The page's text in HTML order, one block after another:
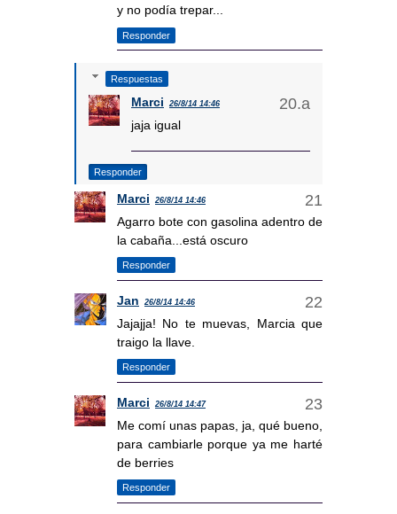
y no podía trepar...
Responder
Respuestas
Marci 26/8/14 14:46
jaja igual
Responder
Marci 26/8/14 14:46
Agarro bote con gasolina adentro de
la cabaña...está oscuro
Responder
Jan 26/8/14 14:46
Jajajja! No te muevas, Marcia que
traigo la llave.
Responder
Marci 26/8/14 14:47
Me comí unas papas, ja, qué bueno,
para cambiarle porque ya me harté
de berries
Responder